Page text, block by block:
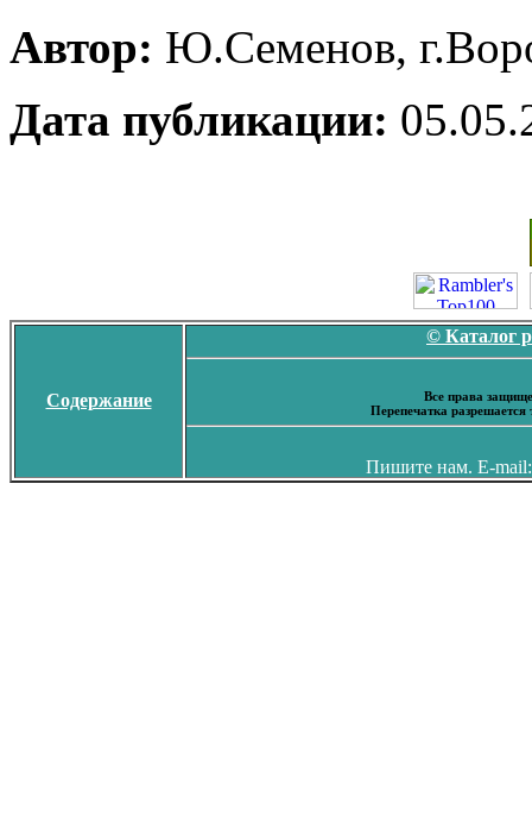
Автор: Ю.Семенов,
Дата публикации:
Содержание
© Каталог
Все права
Перепечатка
Пишите нам. E-